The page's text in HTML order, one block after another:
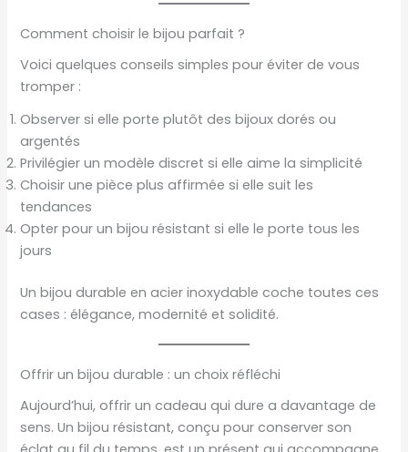
Comment choisir le bijou parfait ?
Voici quelques conseils simples pour éviter de vous
tromper :
Observer si elle porte plutôt des bijoux dorés ou
argentés
Privilégier un modèle discret si elle aime la simplicité
Choisir une pièce plus affirmée si elle suit les
tendances
Opter pour un bijou résistant si elle le porte tous les
jours
Un bijou durable en acier inoxydable coche toutes ces
cases : élégance, modernité et solidité.
Offrir un bijou durable : un choix réfléchi
Aujourd’hui, offrir un cadeau qui dure a davantage de
sens. Un bijou résistant, conçu pour conserver son